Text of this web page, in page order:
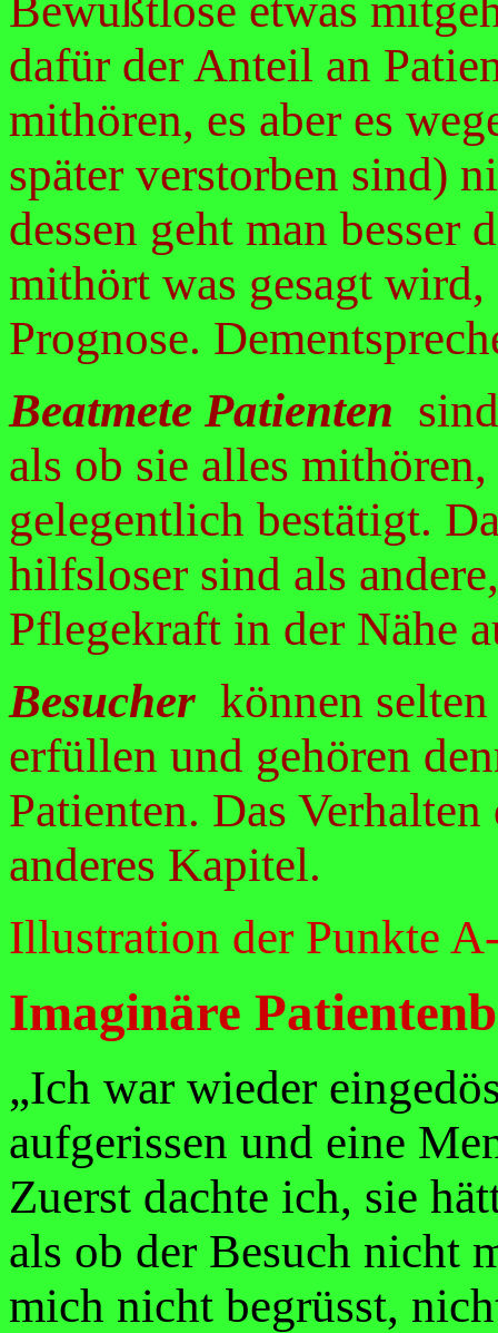
Bewußtlose etwas
dafür der Anteil an
mithören, es aber es
später verstorben sind)
dessen geht man besser
mithört was gesagt
Prognose.
Beatmete Patienten
als ob sie alles
gelegentlich bestätigt.
hilfsloser sind als
Pflegekraft in der Nähe
Besucher können
erfüllen und gehören
Patienten. Das
anderes Kapitel.
Illustration der Punkte
Imaginäre
„Ich war wieder
aufgerissen und eine
Zuerst dachte ich, sie
als ob der Besuch nicht
mich nicht begrüsst,